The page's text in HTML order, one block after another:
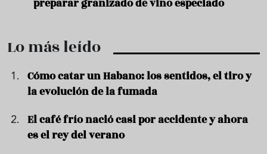
preparar granizado de vino especiado
Lo más leído
Cómo catar un Habano: los sentidos, el tiro y
la evolución de la fumada
El café frío nació casi por accidente y ahora
es el rey del verano